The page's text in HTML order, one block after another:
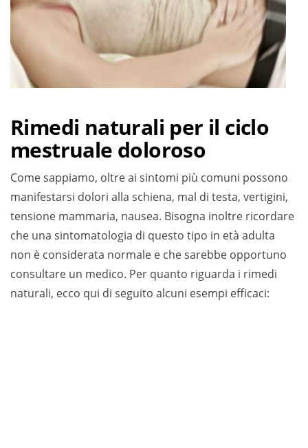
Rimedi naturali per il ciclo
mestruale doloroso
Come sappiamo, oltre ai sintomi più comuni possono
manifestarsi dolori alla schiena, mal di testa, vertigini,
tensione mammaria, nausea. Bisogna inoltre ricordare
che una sintomatologia di questo tipo in età adulta
non è considerata normale e che sarebbe opportuno
consultare un medico. Per quanto riguarda i rimedi
naturali, ecco qui di seguito alcuni esempi efficaci: